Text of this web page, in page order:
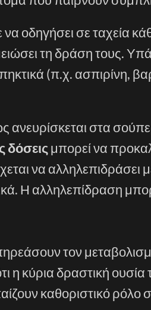
οδηγήσει σε ταχεία
τη δράση τους.
(π.χ. ασπιρίνη,
στα
δόσειςμπορεί να
να αλληλεπιδράσει
Η αλληλεπίδραση
τον
η κύρια δραστική
καθοριστικό